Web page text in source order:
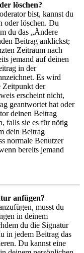
löschen?
bist, kannst du
oder löschen. Du
du das „Ändere
Beitrag anklickst;
Zeitraum nach
jemand auf deinen
in der
Es wird
Zeitpunkt der
erscheint nicht,
geantwortet hat oder
deinen Beitrag
falls sie es für nötig
dein Beitrag
normale Benutzer
bereits jemand
anfügen?
musst du
in deinem
du die Signatur
in jedem Beitrag das
Du kannst eine